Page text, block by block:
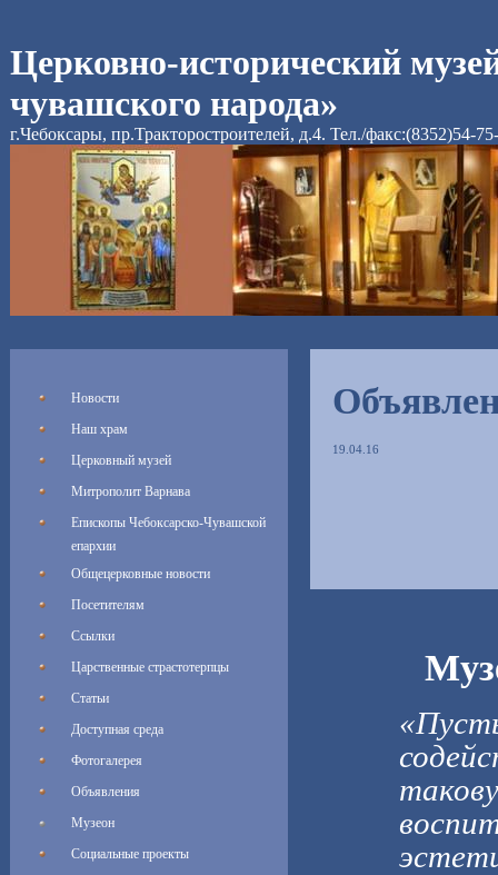
Церковно-исторический
чувашского народа»
г.Чебоксары, пр.Тракторостроителей, д.4. Тел./факс:(8352)54-
Новости
Наш храм
Церковный музей
Митрополит Варнава
Епископы Чебоксарско-Чувашской
епархии
Общецерковные новости
Посетителям
Ссылки
Царственные страстотерпцы
Статьи
Доступная среда
Фотогалерея
Объявления
Музеон
Социальные проекты
19.04.16